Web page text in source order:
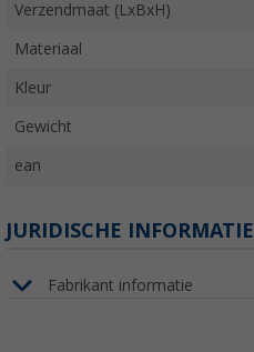
Verzendmaat (LxBxH)
Materiaal
Kleur
Gewicht
ean
JURIDISCHE INFORMATIE
Fabrikant informatie